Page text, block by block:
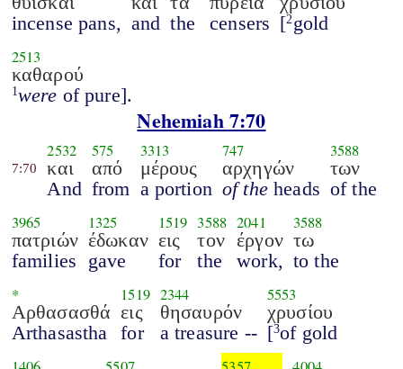
incense pans, and the
censers [2 gold
2513
καθαρού
1 were of pure].
Nehemiah 7:70
7:70
2532
και
And
575
από
from
3313
μέρους
a portion
747
αρχηγών
of theheads
3588
των
of the
3965
πατριών
families
1325
έδωκαν
gave
1519
εις
for
3588
τον
the
2041
έργον
work,
3588
τω
to the
*
Αρθασασθά
Arthasastha
1519
εις
for
2344
θησαυρόν
a treasure --
5553
χρυσίου
[3of gold